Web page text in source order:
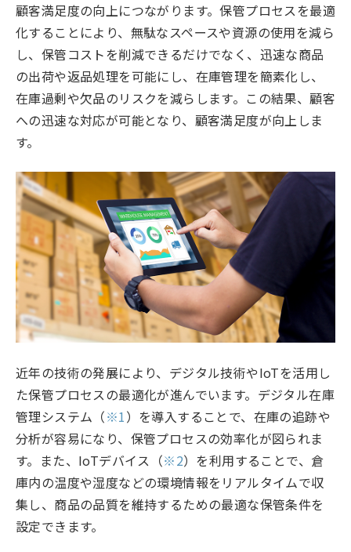
顧客満足度の向上につながります。保管プロセスを最適
化することにより、無駄なスペースや資源の使用を減ら
し、保管コストを削減できるだけでなく、迅速な商品
の出荷や返品処理を可能にし、在庫管理を簡素化し、
在庫過剰や欠品のリスクを減らします。この結果、顧客
への迅速な対応が可能となり、顧客満足度が向上しま
す。
近年の技術の発展により、デジタル技術やIoTを活用し
た保管プロセスの最適化が進んでいます。デジタル在庫
管理システム（※1）を導入することで、在庫の追跡や
分析が容易になり、保管プロセスの効率化が図られま
す。また、IoTデバイス（※2）を利用することで、倉
庫内の温度や湿度などの環境情報をリアルタイムで収
集し、商品の品質を維持するための最適な保管条件を
設定できます。